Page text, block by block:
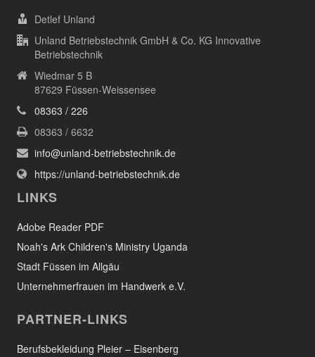
Detlef Unland
Unland Betriebstechnik GmbH & Co. KG Innovative
Betriebstechnik
Wiedmar 5 B
87629 Füssen-Weissensee
08363 / 226
08363 / 6632
info@unland-betriebstechnik.de
https://unland-betriebstechnik.de
LINKS
Adobe Reader PDF
Noah's Ark Children's Ministry Uganda
Stadt Füssen im Allgäu
Unternehmerfrauen im Handwerk e.V.
PARTNER-LINKS
Berufsbekleidung Pleier – Eisenberg